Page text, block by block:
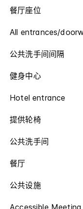
餐厅座位
All entrances/
公共洗手间间隔
健身中心
Hotel entrance
提供轮椅
公共洗手间
餐厅
公共设施
Accessible